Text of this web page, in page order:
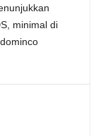
minimal di